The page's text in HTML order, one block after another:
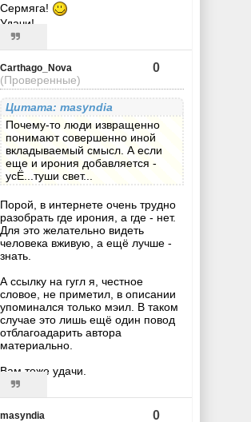
Сермяга!
Удачи!
Carthago_Nova
(Проверенные)
0
Цитата: masyndia
Почему-то люди извращенно
понимают совершенно иной
вкладываемый смысл. А если
еще и ирония добавляется -
усЁ...туши свет...
Порой, в интернете очень трудно
разобрать где ирония, а где - нет.
Для это желательно видеть
человека вживую, а ещё лучше -
знать.
А ссылку на гугл я, честное
словое, не приметил, в описании
упоминался только мэил. В таком
случае это лишь ещё один повод
отблагоадарить автора
материально.
Вам тоже удачи.
masyndia 0